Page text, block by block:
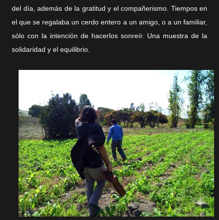
del día, además de la gratitud y el compañerismo. Tiempos en
el que se regalaba un cerdo entero a un amigo, o a un familiar,
sólo con la intención de hacerlos sonreír. Una muestra de la
solidaridad y el equilibrio.